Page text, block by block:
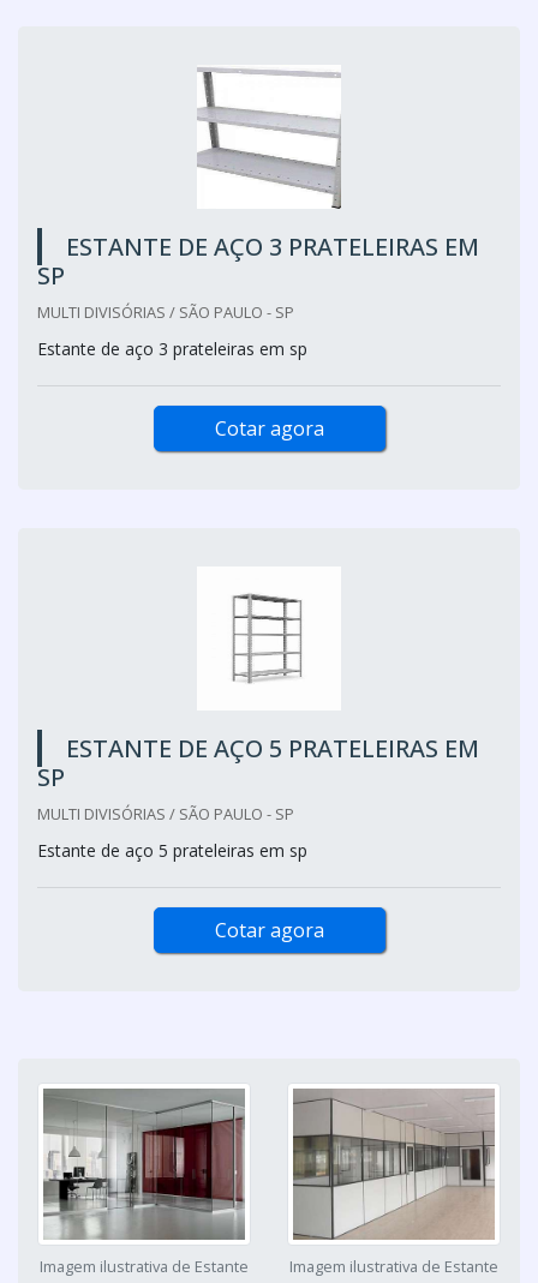
ESTANTE DE AÇO 3 PRATELEIRAS EM
SP
MULTI DIVISÓRIAS / SÃO PAULO - SP
Estante de aço 3 prateleiras em sp
Cotar agora
ESTANTE DE AÇO 5 PRATELEIRAS EM
SP
MULTI DIVISÓRIAS / SÃO PAULO - SP
Estante de aço 5 prateleiras em sp
Cotar agora
Imagem ilustrativa de Estante
Imagem ilustrativa de Estante